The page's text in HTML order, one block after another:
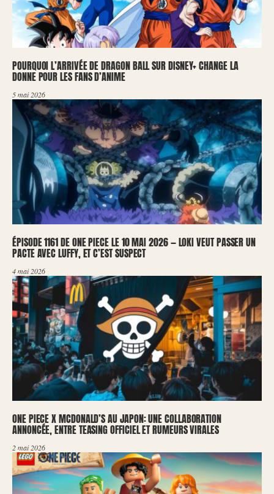
POURQUOI L’ARRIVÉE DE DRAGON BALL SUR DISNEY+ CHANGE LA
DONNE POUR LES FANS D’ANIME
5 mai 2026
ÉPISODE 1161 DE ONE PIECE LE 10 MAI 2026 — LOKI VEUT PASSER UN
PACTE AVEC LUFFY, ET C’EST SUSPECT
4 mai 2026
ONE PIECE X MCDONALD’S AU JAPON: UNE COLLABORATION
ANNONCÉE, ENTRE TEASING OFFICIEL ET RUMEURS VIRALES
2 mai 2026